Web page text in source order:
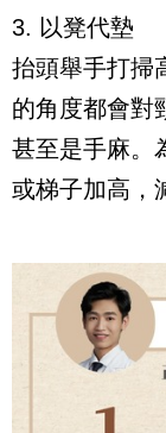
3. 以凳代墊
抬頭舉手打掃
的角度都會對
甚至是手麻。
或梯子加高，